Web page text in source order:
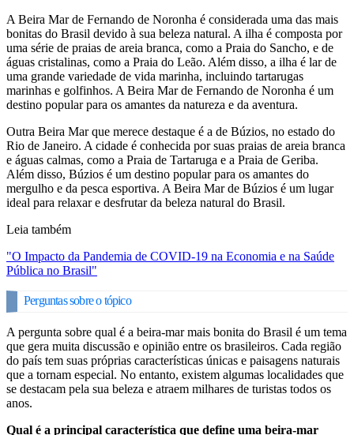
A Beira Mar de Fernando de Noronha é considerada uma das mais
bonitas do Brasil devido à sua beleza natural. A ilha é composta por
uma série de praias de areia branca, como a Praia do Sancho, e de
águas cristalinas, como a Praia do Leão. Além disso, a ilha é lar de
uma grande variedade de vida marinha, incluindo tartarugas
marinhas e golfinhos. A Beira Mar de Fernando de Noronha é um
destino popular para os amantes da natureza e da aventura.
Outra Beira Mar que merece destaque é a de Búzios, no estado do
Rio de Janeiro. A cidade é conhecida por suas praias de areia branca
e águas calmas, como a Praia de Tartaruga e a Praia de Geriba.
Além disso, Búzios é um destino popular para os amantes do
mergulho e da pesca esportiva. A Beira Mar de Búzios é um lugar
ideal para relaxar e desfrutar da beleza natural do Brasil.
Leia também
"O Impacto da Pandemia de COVID-19 na Economia e na Saúde
Pública no Brasil"
Perguntas sobre o tópico
A pergunta sobre qual é a beira-mar mais bonita do Brasil é um tema
que gera muita discussão e opinião entre os brasileiros. Cada região
do país tem suas próprias características únicas e paisagens naturais
que a tornam especial. No entanto, existem algumas localidades que
se destacam pela sua beleza e atraem milhares de turistas todos os
anos.
Qual é a principal característica que define uma beira-mar